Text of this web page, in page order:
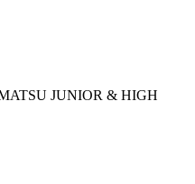
JUNIOR & HIGH